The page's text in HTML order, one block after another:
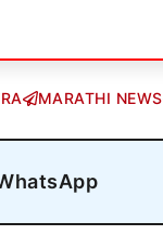
MARATHI NEWS